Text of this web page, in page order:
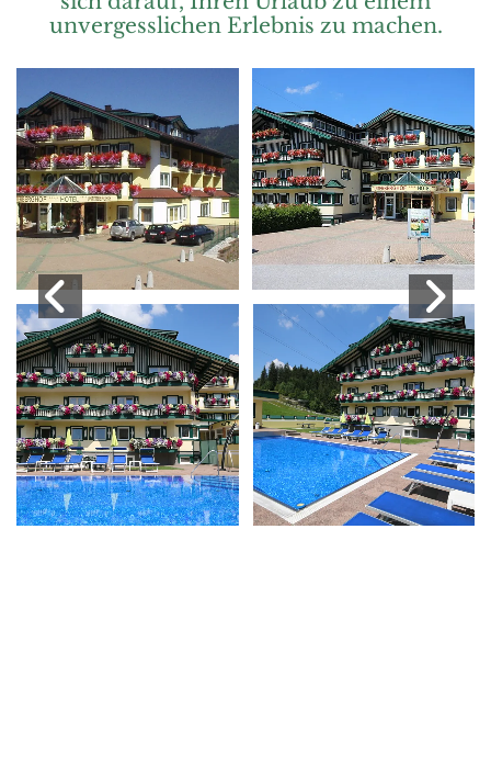
unvergesslichen Erlebnis zu machen.